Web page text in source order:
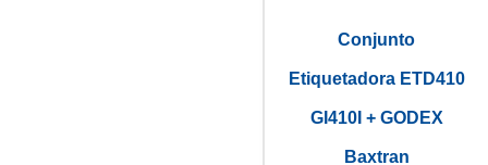
Conjunto
Etiquetadora ETD410
GI410I + GODEX
Baxtran